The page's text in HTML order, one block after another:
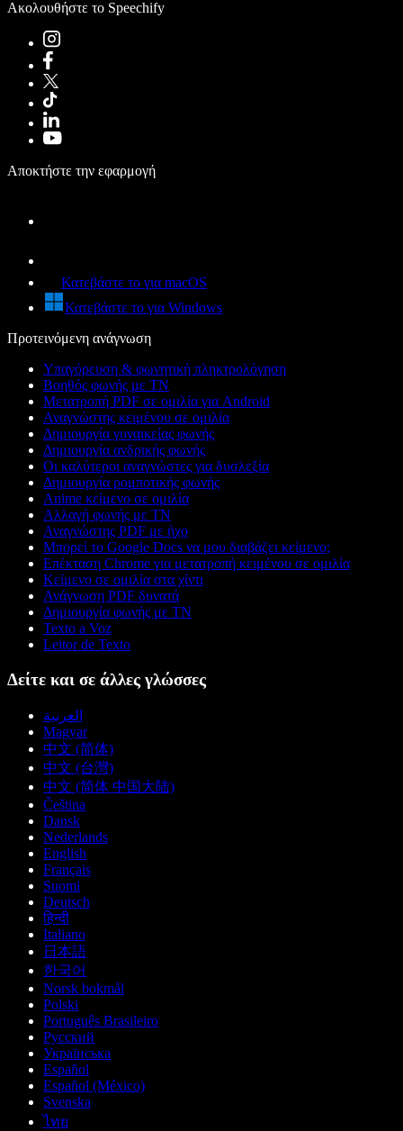
Ακολουθήστε το Speechify
Αποκτήστε την εφαρμογή
Κατεβάστε το για macOS
Κατεβάστε το για Windows
Προτεινόμενη ανάγνωση
Υπαγόρευση & φωνητική πληκτρολόγηση
Βοηθός φωνής με ΤΝ
Μετατροπή PDF σε ομιλία για Android
Αναγνώστης κειμένου σε ομιλία
Δημιουργία γυναικείας φωνής
Δημιουργία ανδρικής φωνής
Οι καλύτεροι αναγνώστες για δυσλεξία
Δημιουργία ρομποτικής φωνής
Anime κείμενο σε ομιλία
Αλλαγή φωνής με ΤΝ
Αναγνώστης PDF με ήχο
Μπορεί το Google Docs να μου διαβάζει κείμενο;
Επέκταση Chrome για μετατροπή κειμένου σε ομιλία
Κείμενο σε ομιλία στα χίντι
Ανάγνωση PDF δυνατά
Δημιουργία φωνής με ΤΝ
Texto a Voz
Leitor de Texto
Δείτε και σε άλλες γλώσσες
العربية
Magyar
中文 (简体)
中文 (台灣)
中文 (简体 中国大陆)
Čeština
Dansk
Nederlands
English
Français
Suomi
Deutsch
हिन्दी
Italiano
日本語
한국어
Norsk bokmål
Polski
Português Brasileiro
Русский
Українська
Español
Español (México)
Svenska
ไทย